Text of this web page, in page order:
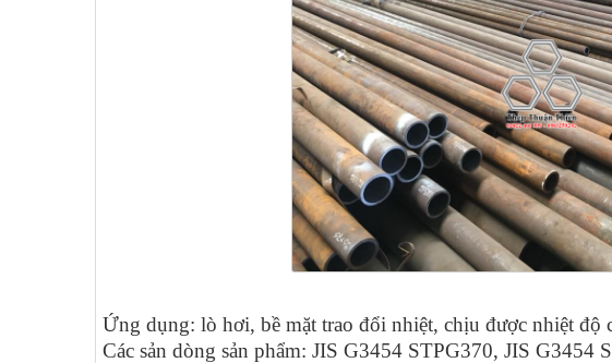
Ứng dụng: lò hơi, bề mặt trao đổi nhiệt, chịu được nhiệt độ
Các sản dòng sản phẩm: JIS G3454 STPG370, JIS G3454